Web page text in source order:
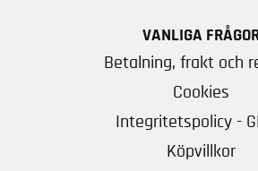
VANLIGA
Betalning, frakt och
Cookies
Integritetspolicy -
Köpvillkor